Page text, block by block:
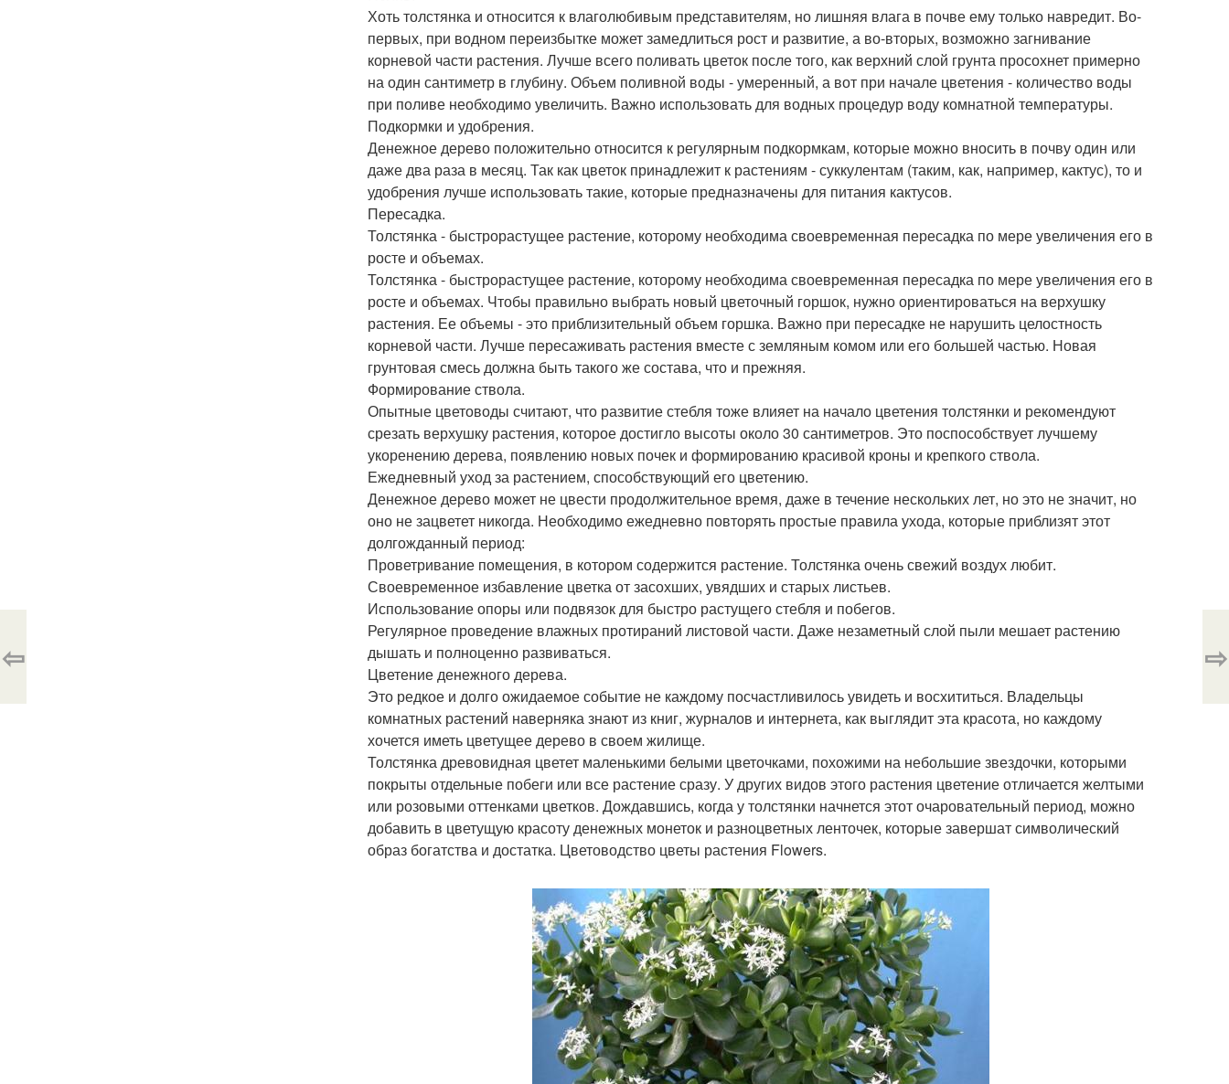
Хоть толстянка и относится к влаголюбивым представителям, но лишняя влага в почве ему только навредит. Во-
первых, при водном переизбытке может замедлиться рост и развитие, а во-вторых, возможно загнивание
корневой части растения. Лучше всего поливать цветок после того, как верхний слой грунта просохнет примерно
на один сантиметр в глубину. Объем поливной воды - умеренный, а вот при начале цветения - количество воды
при поливе необходимо увеличить. Важно использовать для водных процедур воду комнатной температуры.
Подкормки и удобрения.
Денежное дерево положительно относится к регулярным подкормкам, которые можно вносить в почву один или
даже два раза в месяц. Так как цветок принадлежит к растениям - суккулентам (таким, как, например, кактус), то и
удобрения лучше использовать такие, которые предназначены для питания кактусов.
Пересадка.
Толстянка - быстрорастущее растение, которому необходима своевременная пересадка по мере увеличения его в
росте и объемах.
Толстянка - быстрорастущее растение, которому необходима своевременная пересадка по мере увеличения его в
росте и объемах. Чтобы правильно выбрать новый цветочный горшок, нужно ориентироваться на верхушку
растения. Ее объемы - это приблизительный объем горшка. Важно при пересадке не нарушить целостность
корневой части. Лучше пересаживать растения вместе с земляным комом или его большей частью. Новая
грунтовая смесь должна быть такого же состава, что и прежняя.
Формирование ствола.
Опытные цветоводы считают, что развитие стебля тоже влияет на начало цветения толстянки и рекомендуют
срезать верхушку растения, которое достигло высоты около 30 сантиметров. Это поспособствует лучшему
укоренению дерева, появлению новых почек и формированию красивой кроны и крепкого ствола.
Ежедневный уход за растением, способствующий его цветению.
Денежное дерево может не цвести продолжительное время, даже в течение нескольких лет, но это не значит, но
оно не зацветет никогда. Необходимо ежедневно повторять простые правила ухода, которые приблизят этот
долгожданный период:
Проветривание помещения, в котором содержится растение. Толстянка очень свежий воздух любит.
Своевременное избавление цветка от засохших, увядших и старых листьев.
Использование опоры или подвязок для быстро растущего стебля и побегов.
Регулярное проведение влажных протираний листовой части. Даже незаметный слой пыли мешает растению
дышать и полноценно развиваться.
Цветение денежного дерева.
Это редкое и долго ожидаемое событие не каждому посчастливилось увидеть и восхититься. Владельцы
комнатных растений наверняка знают из книг, журналов и интернета, как выглядит эта красота, но каждому
хочется иметь цветущее дерево в своем жилище.
Толстянка древовидная цветет маленькими белыми цветочками, похожими на небольшие звездочки, которыми
покрыты отдельные побеги или все растение сразу. У других видов этого растения цветение отличается желтыми
или розовыми оттенками цветков. Дождавшись, когда у толстянки начнется этот очаровательный период, можно
добавить в цветущую красоту денежных монеток и разноцветных ленточек, которые завершат символический
образ богатства и достатка. Цветоводство цветы растения Flowers.
⇦ ⇨